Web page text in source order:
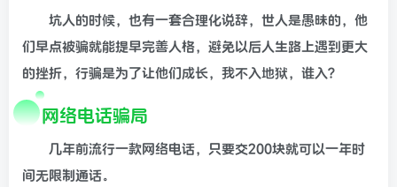
坑人的时候，也有一套合理化说辞，世人是愚昧的，他
们早点被骗就能提早完善人格，避免以后人生路上遇到更大
的挫折，行骗是为了让他们成长，我不入地狱，谁入？
网络电话骗局
几年前流行一款网络电话，只要交200块就可以一年时
间无限制通话。